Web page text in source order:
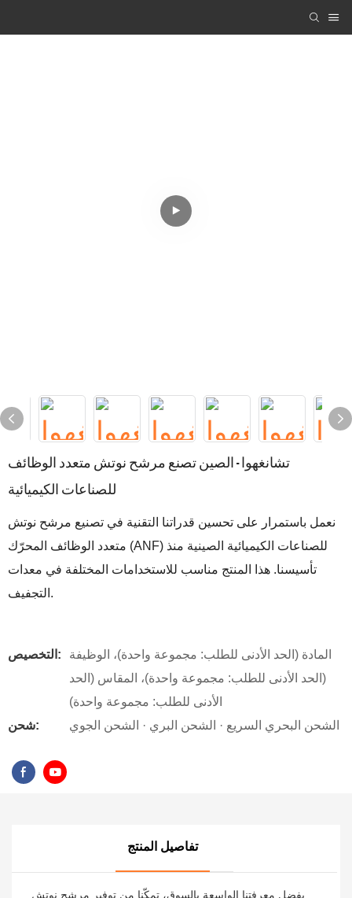
تشانغهوا - الصين تصنع مرشح نوتش متعدد الوظائف
للصناعات الكيميائية
نعمل باستمرار على تحسين قدراتنا التقنية في تصنيع مرشح نوتش
متعدد الوظائف المحرّك (ANF) للصناعات الكيميائية الصينية منذ
تأسيسنا. هذا المنتج مناسب للاستخدامات المختلفة في معدات
التجفيف.
التخصيص:
المادة (الحد الأدنى للطلب: مجموعة واحدة)، الوظيفة
(الحد الأدنى للطلب: مجموعة واحدة)، المقاس (الحد
الأدنى للطلب: مجموعة واحدة)
شحن:
الشحن البحري السريع · الشحن البري · الشحن الجوي
تفاصيل المنتج
بفضل معرفتنا الواسعة بالسوق، تمكّنا من توفير مرشح نوتش